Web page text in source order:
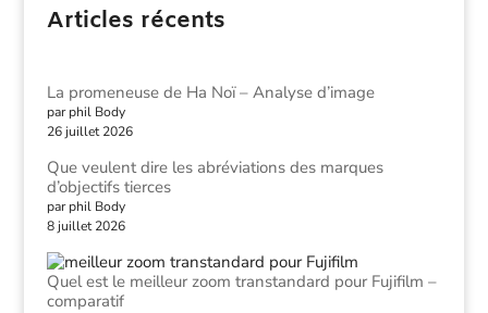
Articles récents
La promeneuse de Ha Noï – Analyse d’image
par phil Body
26 juillet 2026
Que veulent dire les abréviations des marques
d’objectifs tierces
par phil Body
8 juillet 2026
Quel est le meilleur zoom transtandard pour Fujifilm –
comparatif